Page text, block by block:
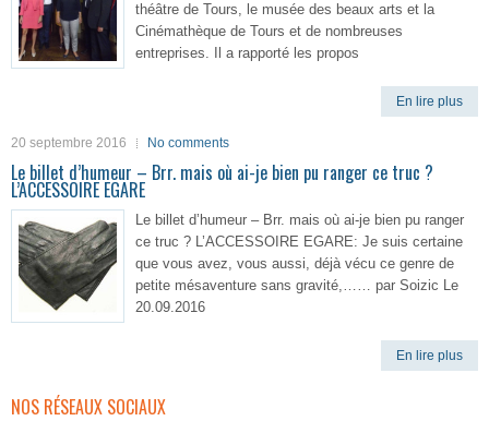
théâtre de Tours, le musée des beaux arts et la
Cinémathèque de Tours et de nombreuses
entreprises. Il a rapporté les propos
En lire plus
20 septembre 2016 No comments
Le billet d’humeur – Brr. mais où ai-je bien pu ranger ce truc ?
L’ACCESSOIRE EGARE
Le billet d’humeur – Brr. mais où ai-je bien pu ranger
ce truc ? L’ACCESSOIRE EGARE: Je suis certaine
que vous avez, vous aussi, déjà vécu ce genre de
petite mésaventure sans gravité,…… par Soizic Le
20.09.2016
En lire plus
NOS RÉSEAUX SOCIAUX